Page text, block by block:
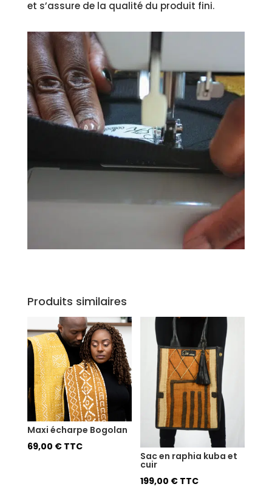
et s’assure de la qualité du produit fini.
Produits similaires
Maxi écharpe Bogolan
69,00 € TTC
Sac en raphia kuba et
cuir
199,00 € TTC